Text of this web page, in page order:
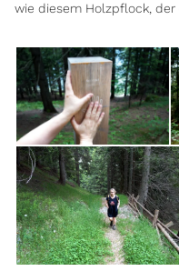
wie diesem Holzpflock, der